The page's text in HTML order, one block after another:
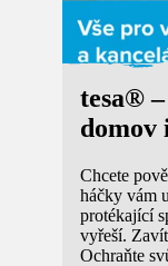
tesa®
domov
Chcete
háčky vám
protékající
vyřeší.
Ochraňte